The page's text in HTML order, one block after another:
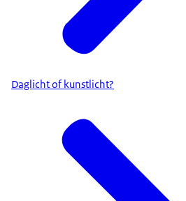
Daglicht of kunstlicht?